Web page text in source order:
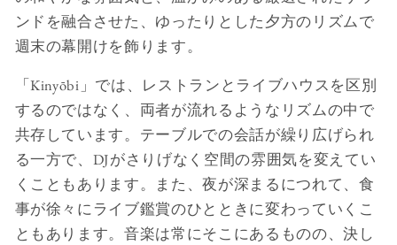
ンドを融合させた、ゆったりとした夕方のリズムで
週末の幕開けを飾ります。
「Kinyōbi」では、レストランとライブハウスを区別
するのではなく、両者が流れるようなリズムの中で
共存しています。テーブルでの会話が繰り広げられ
る一方で、DJがさりげなく空間の雰囲気を変えてい
くこともあります。また、夜が深まるにつれて、食
事が徐々にライブ鑑賞のひとときに変わっていくこ
ともあります。音楽は常にそこにあるものの、決し